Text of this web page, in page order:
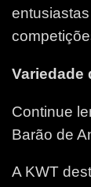
Variedade
Continue
Barão de
A KWT